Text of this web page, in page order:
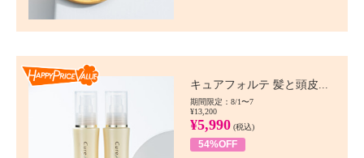
キュアフォルテ 髪と頭皮...
期間限定：8/1〜7
¥13,200
¥5,990 (税込)
54%OFF